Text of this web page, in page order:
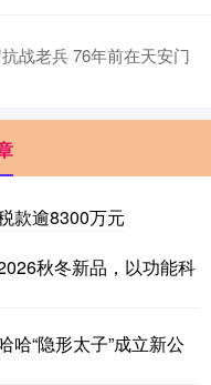
战老兵 76年前在天安门
款逾8300万元
秋冬新品，以功能科
哈“隐形太子”成立新公